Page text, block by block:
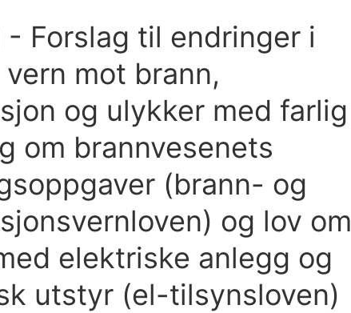
- Forslag til endringer i
mot brann,
og ulykker med farlig
om brannvesenets
(brann- og
og lov om
elektriske anlegg og
utstyr (el-tilsynsloven)